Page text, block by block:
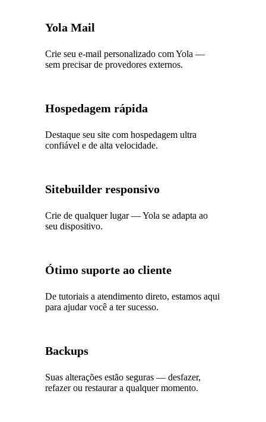
Yola Mail
Crie seu e-mail personalizado com Yola —
sem precisar de provedores externos.
Hospedagem rápida
Destaque seu site com hospedagem ultra
confiável e de alta velocidade.
Sitebuilder responsivo
Crie de qualquer lugar — Yola se adapta ao
seu dispositivo.
Ótimo suporte ao cliente
De tutoriais a atendimento direto, estamos aqui
para ajudar você a ter sucesso.
Backups
Suas alterações estão seguras — desfazer,
refazer ou restaurar a qualquer momento.